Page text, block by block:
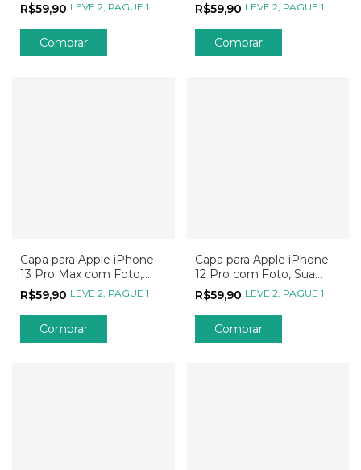
Estampa
R$59,90 LEVE 2, PAGUE 1
Comprar
Estampa
R$59,90 LEVE 2, PAGUE 1
Comprar
Capa para Apple iPhone
13 Pro Max com Foto,
Sua Arte, Seu Jeito, Sua
Estampa
R$59,90 LEVE 2, PAGUE 1
Comprar
Capa para Apple iPhone
12 Pro com Foto, Sua
Arte, Seu Jeito, Sua
Estampa
R$59,90 LEVE 2, PAGUE 1
Comprar